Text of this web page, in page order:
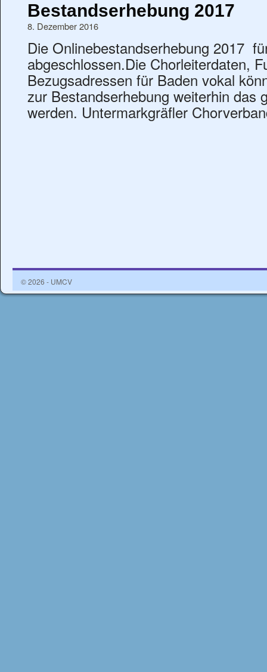
Bestandserhebung 2017
8. Dezember 2016
Die Onlinebestandserhebung 2017
abgeschlossen.Die Chorleiterdaten,
Bezugsadressen für Baden vokal
zur Bestandserhebung weiterhin das
werden. Untermarkgräfler
© 2026 - UMCV